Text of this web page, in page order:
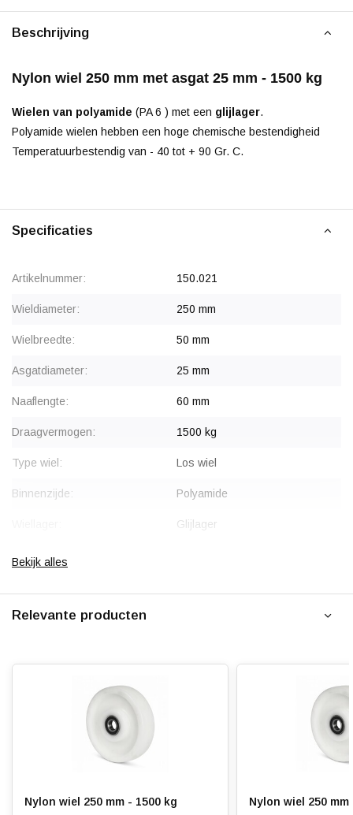
Beschrijving
Nylon wiel 250 mm met asgat 25 mm - 1500 kg
Wielen van polyamide (PA 6 ) met een glijlager.
Polyamide wielen hebben een hoge chemische bestendigheid
Temperatuurbestendig van - 40 tot + 90 Gr. C.
Specificaties
Artikelnummer: 150.021
Wieldiameter: 250 mm
Wielbreedte: 50 mm
Asgatdiameter: 25 mm
Naaflengte: 60 mm
Draagvermogen: 1500 kg
Type wiel: Los wiel
Binnenzijde: Polyamide
Glijlager
Bandage:
Rolweerstand:
Bekijk alles
Relevante producten
Nylon wiel 250 mm - 1500 kg Nylon wiel 250 mm